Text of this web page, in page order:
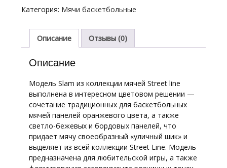
баск.
"TORRES
Slam"
арт.B02067,
р.7,
резина,
нейлон.
корд,
бут.
кам,
бежево-
хаки
Категория: Мячи баскетбольные
Описание Отзывы (0)
Описание
Модель Slam из коллекции мячей Street line
выполнена в интересном цветовом решении —
сочетание традиционных для баскетбольных
мячей панелей оранжевого цвета, а также
светло-бежевых и бордовых панелей, что
придает мячу своеобразный «уличный шик» и
выделяет из всей коллекции Street Line. Модель
предназначена для любительской игры, а также